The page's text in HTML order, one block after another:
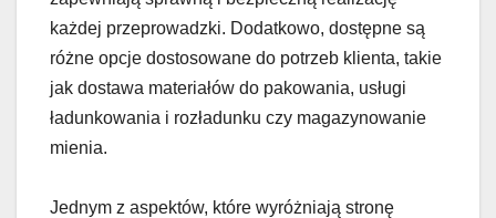
każdej przeprowadzki. Dodatkowo, dostępne są
różne opcje dostosowane do potrzeb klienta, takie
jak dostawa materiałów do pakowania, usługi
ładunkowania i rozładunku czy magazynowanie
mienia.
Jednym z aspektów, które wyróżniają stronę